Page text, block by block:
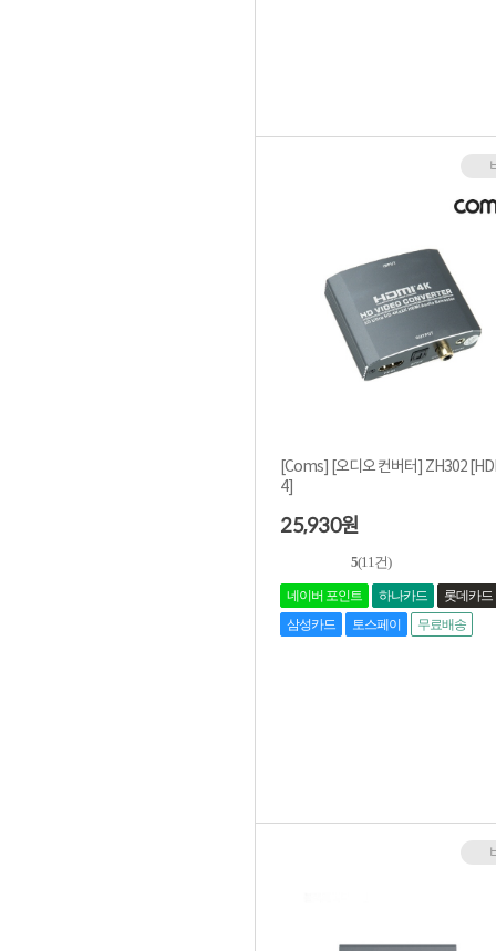
[Coms] [오디오 컨버터] ZH302
4]
25,930원
5(11건)
네이버 포인트 하나카드
롯데카드
삼성카드
토스페이 무료배송